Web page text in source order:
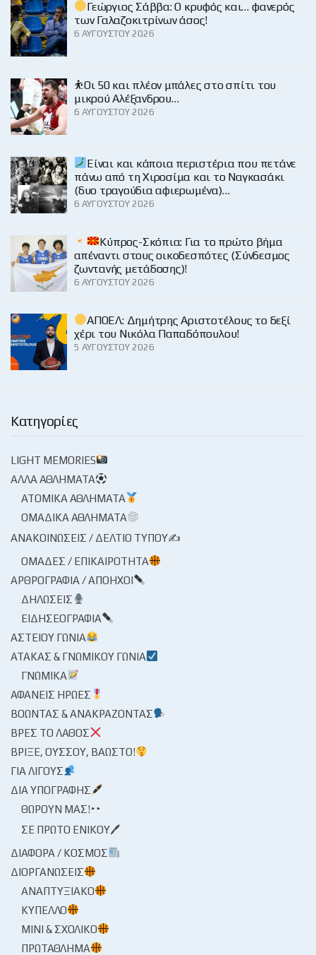
Γεώργιος Σάββα: Ο κρυφός και… φανερός
των Γαλαζοκιτρίνων άσος!
6 ΑΥΓΟΎΣΤΟΥ 2026
⛹️Οι 50 και πλέον μπάλες στο σπίτι του
μικρού Αλέξανδρου…
6 ΑΥΓΟΎΣΤΟΥ 2026
Είναι και κάποια περιστέρια που πετάνε
πάνω από τη Χιροσίμα και το Ναγκασάκι
(δυο τραγούδια αφιερωμένα)…
6 ΑΥΓΟΎΣΤΟΥ 2026
Κύπρος-Σκόπια: Για το πρώτο βήμα
απέναντι στους οικοδεσπότες (Σύνδεσμος
ζωντανής μετάδοσης)!
6 ΑΥΓΟΎΣΤΟΥ 2026
ΑΠΟΕΛ: Δημήτρης Αριστοτέλους το δεξί
χέρι του Νικόλα Παπαδόπουλου!
5 ΑΥΓΟΎΣΤΟΥ 2026
Κατηγορίες
LIGHT MEMORIES
ΆΛΛΑ ΑΘΛΉΜΑΤΑ
ΑΤΟΜΙΚΆ ΑΘΛΉΜΑΤΑ
ΟΜΑΔΙΚΆ ΑΘΛΉΜΑΤΑ
ΑΝΑΚΟΙΝΏΣΕΙΣ / ΔΕΛΤΊΟ ΤΎΠΟΥ✍
ΟΜΆΔΕΣ / ΕΠΙΚΑΙΡΌΤΗΤΑ
ΑΡΘΡΟΓΡΑΦΊΑ / ΑΠΌΗΧΟΙ
ΔΗΛΏΣΕΙΣ
ΕΙΔΗΣΕΟΓΡΑΦΊΑ
ΑΣΤΕΊΟΥ ΓΩΝΊΑ
ΑΤΆΚΑΣ & ΓΝΩΜΙΚΟΎ ΓΩΝΊΑ
ΓΝΩΜΙΚΆ
ΑΦΑΝΕΊΣ ΉΡΩΕΣ
ΒΟΏΝΤΑΣ & ΑΝΑΚΡΆΖΟΝΤΑΣ
ΒΡΕΣ ΤΟ ΛΆΘΟΣ
ΒΡΊΞΕ, ΟΎΣΣΟΥ, ΒΆΩΣΤΟ!
ΓΙΑ ΛΊΓΟΥΣ
ΔΙΑ ΥΠΟΓΡΑΦΉΣ
ΘΩΡΟΎΝ ΜΑΣ!
ΣΕ ΠΡΏΤΟ ΕΝΙΚΟΎ🖊
ΔΙΆΦΟΡΑ / ΚΌΣΜΟΣ
ΔΙΟΡΓΑΝΏΣΕΙΣ
ΑΝΑΠΤΥΞΙΑΚΌ
ΚΎΠΕΛΛΟ
ΜΊΝΙ & ΣΧΟΛΙΚΌ
ΠΡΩΤΆΘΛΗΜΑ